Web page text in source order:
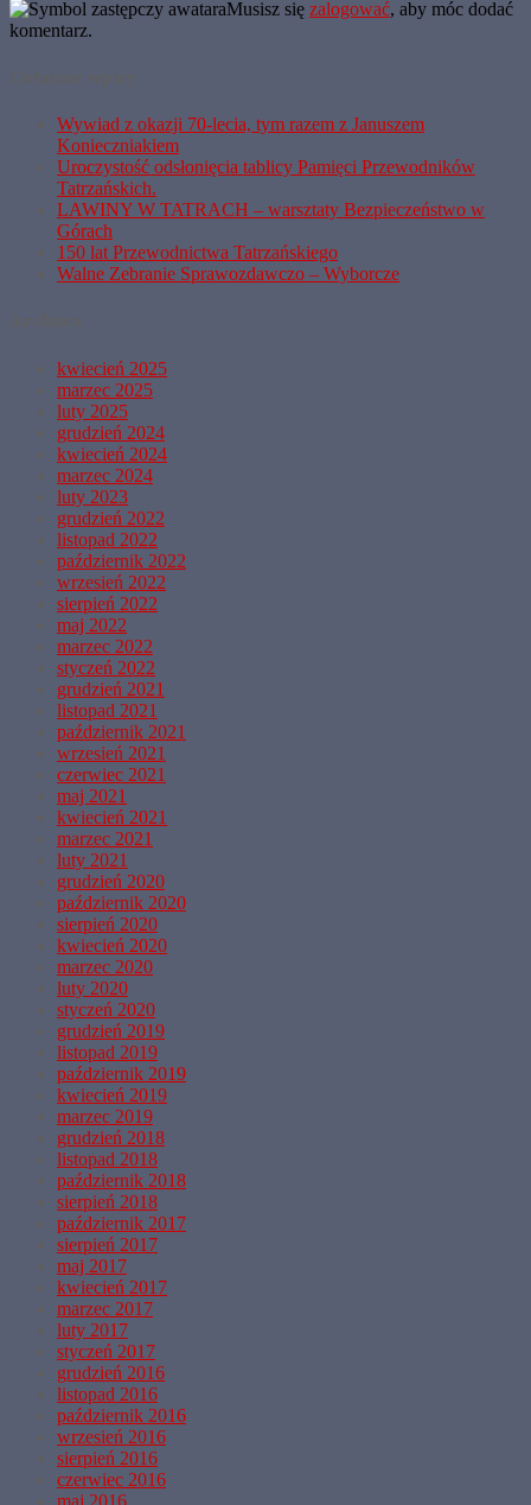
Musisz się zalogować, aby móc dodać
komentarz.
Wywiad z okazji 70-lecia, tym razem z Januszem
Konieczniakiem
Uroczystość odsłonięcia tablicy Pamięci Przewodników
Tatrzańskich.
LAWINY W TATRACH – warsztaty Bezpieczeństwo w
Górach
150 lat Przewodnictwa Tatrzańskiego
Walne Zebranie Sprawozdawczo – Wyborcze
kwiecień 2025
marzec 2025
luty 2025
grudzień 2024
kwiecień 2024
marzec 2024
luty 2023
grudzień 2022
listopad 2022
październik 2022
wrzesień 2022
sierpień 2022
maj 2022
marzec 2022
styczeń 2022
grudzień 2021
listopad 2021
październik 2021
wrzesień 2021
czerwiec 2021
maj 2021
kwiecień 2021
marzec 2021
luty 2021
grudzień 2020
październik 2020
sierpień 2020
kwiecień 2020
marzec 2020
luty 2020
styczeń 2020
grudzień 2019
listopad 2019
październik 2019
kwiecień 2019
marzec 2019
grudzień 2018
listopad 2018
październik 2018
sierpień 2018
październik 2017
sierpień 2017
maj 2017
kwiecień 2017
marzec 2017
luty 2017
styczeń 2017
grudzień 2016
listopad 2016
październik 2016
wrzesień 2016
sierpień 2016
czerwiec 2016
maj 2016